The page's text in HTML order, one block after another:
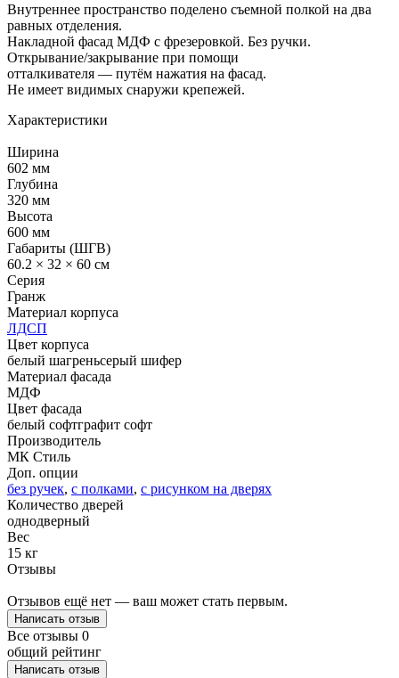
Внутреннее пространство поделено съемной полкой на два
равных отделения.
Накладной фасад МДФ с фрезеровкой. Без ручки.
Открывание/закрывание при помощи
отталкивателя — путём нажатия на фасад.
Не имеет видимых снаружи крепежей.
Характеристики
Ширина
602 мм
Глубина
320 мм
Высота
600 мм
Габариты (ШГВ)
60.2 × 32 × 60 см
Серия
Гранж
Материал корпуса
ЛДСП
Цвет корпуса
белый шагреньсерый шифер
Материал фасада
МДФ
Цвет фасада
белый софтграфит софт
Производитель
МК Стиль
Доп. опции
без ручек, с полками, с рисунком на дверях
Количество дверей
однодверный
Вес
15 кг
Отзывы
Отзывов ещё нет — ваш может стать первым.
Написать отзыв
Все отзывы 0
общий рейтинг
Написать отзыв